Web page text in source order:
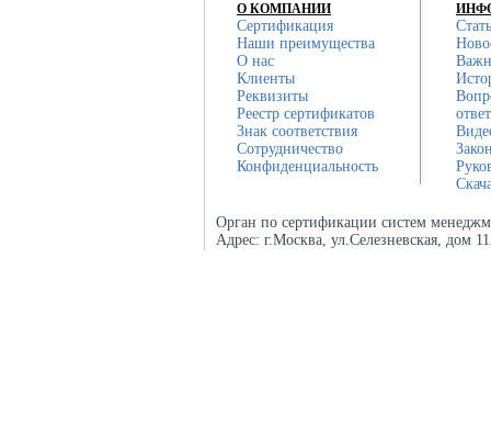
О КОМПАНИИ
Сертификация
Наши преимущества
О нас
Клиенты
Реквизиты
Реестр сертификатов
Знак соответствия
Сотрудничество
Конфиденциальность
Орган по сертификации систем
Адрес: г.Москва, ул.Селезневская, дом